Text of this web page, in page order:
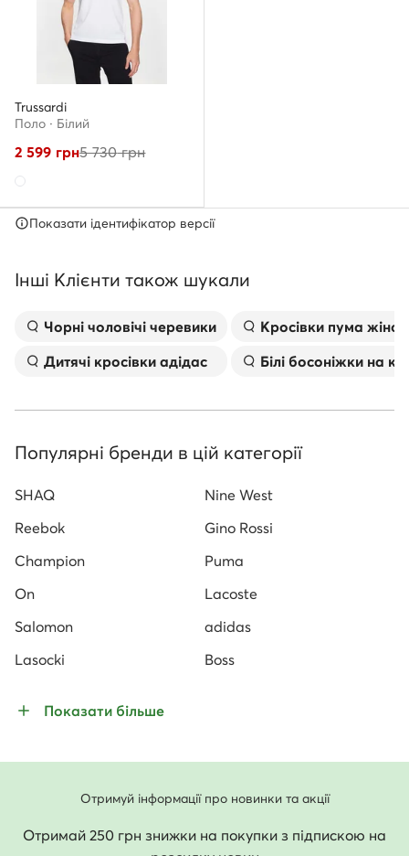
Trussardi
Поло · Білий
2 599 грн5 730грн
Показати ідентифікатор версії
Інші Клієнти також шукали
Чорні чоловічі черевики
Дитячі кросівки адідас
Kросівки пума
Білі босоніжки на
Популярні бренди в цій категорії
SHAQ
Nine West
Reebok
Gino Rossi
Champion
Puma
On
Lacoste
Salomon
adidas
Lasocki
Boss
Показати більше
Отримуй інформації про новинки та акції
Отримай 250 грн знижки на покупки з підпискою на